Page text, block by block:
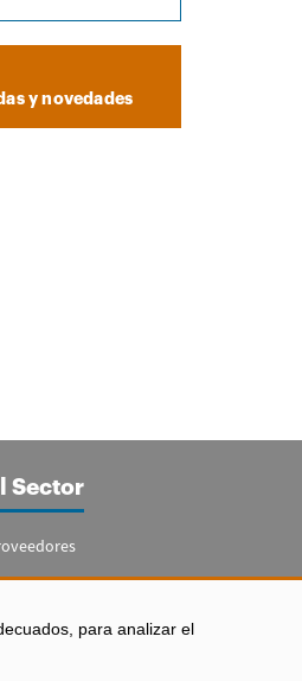
para analizar el
y novedades
Sector
del Sector